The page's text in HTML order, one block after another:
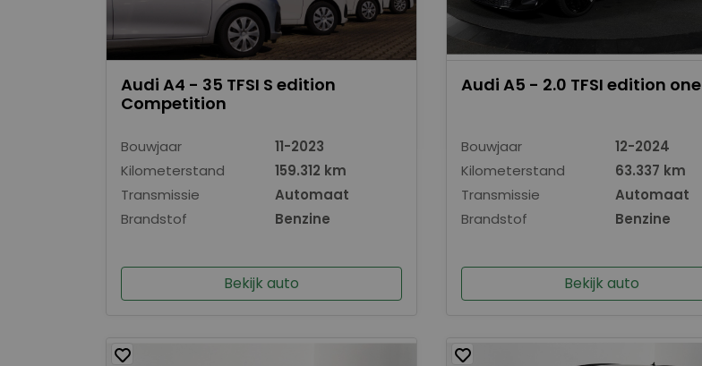
Audi A4 - 35 TFSI S edition
Competition
Bouwjaar
11-2023
Kilometerstand
159.312 km
Transmissie
Automaat
Brandstof
Benzine
Bekijk auto
Audi A5 - 2.0 TFSI edition one
Bouwjaar
12-2024
Kilometerstand
63.337 km
Transmissie
Automaat
Brandstof
Benzine
Bekijk auto